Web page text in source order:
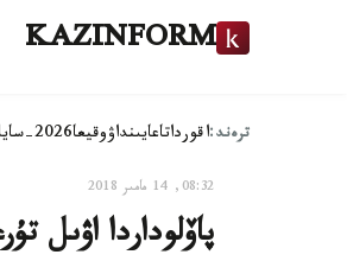
KAZINFORM
ترەند:اقورداتاعايىنداۋوقيعا2026-سايلاۋ
08:32, 14 مامىر 2018
پاۆلوداردا اۋىل